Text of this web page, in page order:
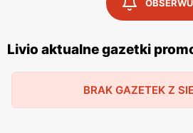
ofertach specjalnych, co sprawia,
bieżąco z najnowszymi okazjami
szczególnie stawia na polskie
ich zaangażowania w wspieranie
produktów. W ofercie sklepów
Livio aktualne gazetki
BRAK GAZETEK Z